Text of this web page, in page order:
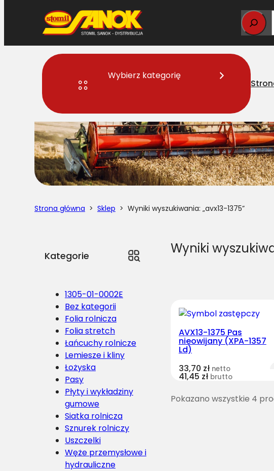
Wybierz kategorię
Strona główna > Sklep > Wyniki wyszukiwania: „avx13-1375”
Kategorie
1305-01-0002E
Bez kategorii
Folia rolnicza
Folia stretch
Łańcuchy rolnicze
Lemiesze i kliny
Łożyska
Pasy
Płyty i wykładziny
gumowe
Siatka rolnicza
Sznurek rolniczy
Uszczelki
Węże przemysłowe i
hydrauliczne
Wyniki
AVX13-1375 Pas
nieowijany (XPA-1357
Ld)
33,70 zł netto
41,45 zł brutto
Pokazano wszystkie 4